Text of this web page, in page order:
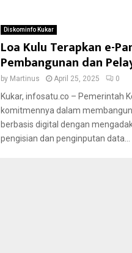
Diskominfo Kukar
Loa Kulu Terapkan e-
Pembangunan dan
by Martinus April 25, 2025 0
Kukar, infosatu.co – Pemerintah
komitmennya dalam
berbasis digital dengan
pengisian dan penginputan data...